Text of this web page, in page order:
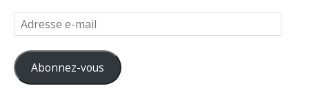
Adresse
e-
mail
Abonnez-vous